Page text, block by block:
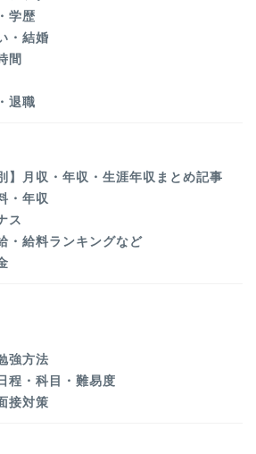
学歴
・結婚
間
退職
】月収・年収・生涯年収まとめ記事
・年収
ス
・給料ランキングなど
強方法
程・科目・難易度
接対策